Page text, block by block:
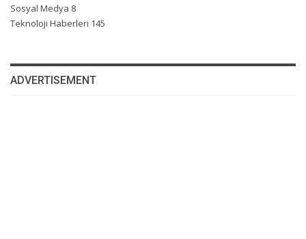
Sosyal Medya 8
Teknoloji Haberleri 145
ADVERTISEMENT